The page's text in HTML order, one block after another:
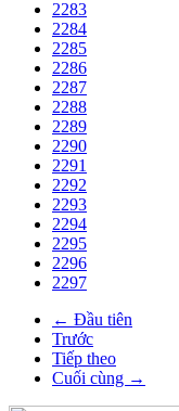
2283
2284
2285
2286
2287
2288
2289
2290
2291
2292
2293
2294
2295
2296
2297
← Đầu tiên
Trước
Tiếp theo
Cuối cùng →